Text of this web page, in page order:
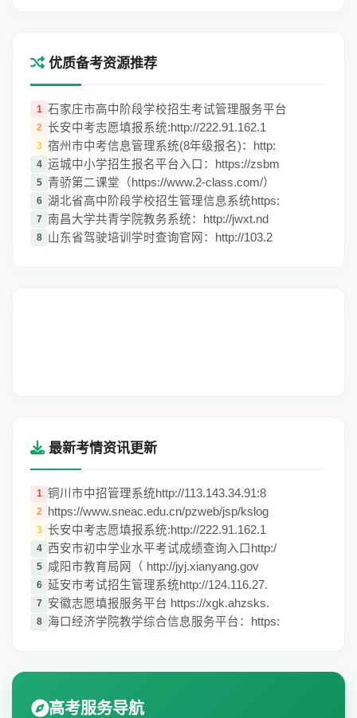
优质备考资源推荐
1 石家庄市高中阶段学校招生考试管理服务平台
2 长安中考志愿填报系统:http://222.91.162.1
3 宿州市中考信息管理系统(8年级报名)：http:
4 运城中小学招生报名平台入口：https://zsbm
5 青骄第二课堂（https://www.2-class.com/）
6 湖北省高中阶段学校招生管理信息系统https:
7 南昌大学共青学院教务系统：http://jwxt.nd
8 山东省驾驶培训学时查询官网：http://103.2
最新考情资讯更新
1 铜川市中招管理系统http://113.143.34.91:8
2 https://www.sneac.edu.cn/pzweb/jsp/kslog
3 长安中考志愿填报系统:http://222.91.162.1
4 西安市初中学业水平考试成绩查询入口http:/
5 咸阳市教育局网（ http://jyj.xianyang.gov
6 延安市考试招生管理系统http://124.116.27.
7 安徽志愿填报服务平台 https://xgk.ahzsks.
8 海口经济学院教学综合信息服务平台：https:
高考服务导航